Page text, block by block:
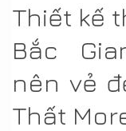
Thiết kế
Bắc
nên vẻ
Thất